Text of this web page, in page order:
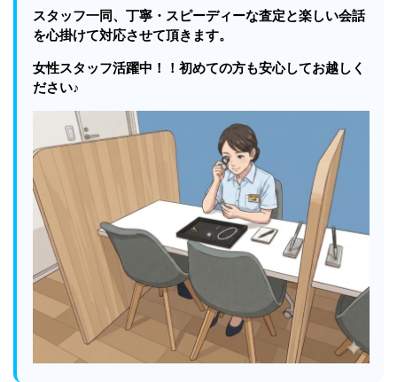
スタッフ一同、丁寧・スピーディーな査定と楽しい会話
を心掛けて対応させて頂きます。
女性スタッフ活躍中！！初めての方も安心してお越しく
ださい♪